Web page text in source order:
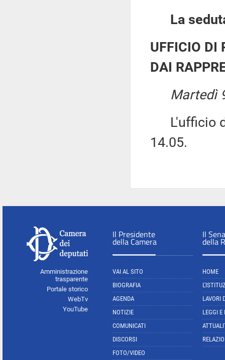
La
UFFICIO DI
DAI
Martedì
L'ufficio
14.05.
Amministrazione
trasparente
Portale storico
WebTv
YouTube
Il Presidente
della Camera
VAI AL SITO
BIOGRAFIA
AGENDA
NOTIZIE
COMUNICATI
DISCORSI
FOTO/VIDEO
Il
della
HOME
LAVORI
LEGGI E